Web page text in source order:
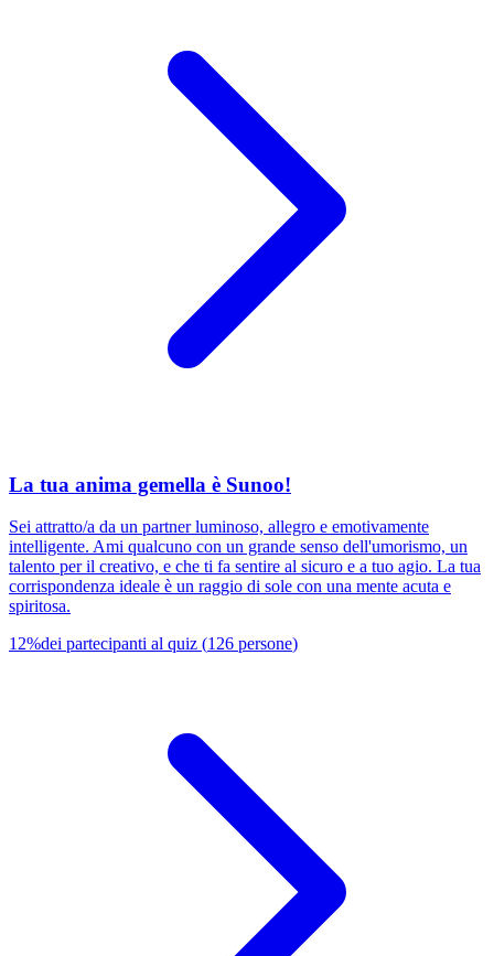
La tua anima gemella è Sunoo!
Sei attratto/a da un partner luminoso, allegro e emotivamente
intelligente. Ami qualcuno con un grande senso dell'umorismo, un
talento per il creativo, e che ti fa sentire al sicuro e a tuo agio. La tua
corrispondenza ideale è un raggio di sole con una mente acuta e
spiritosa.
12%dei partecipanti al quiz (126 persone)